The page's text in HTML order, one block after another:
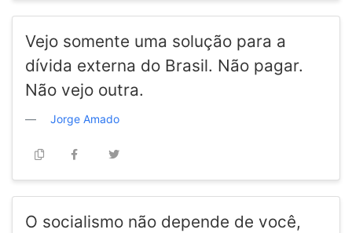
Vejo somente uma solução para a
dívida externa do Brasil. Não pagar.
Não vejo outra.
Jorge Amado
O socialismo não depende de você,